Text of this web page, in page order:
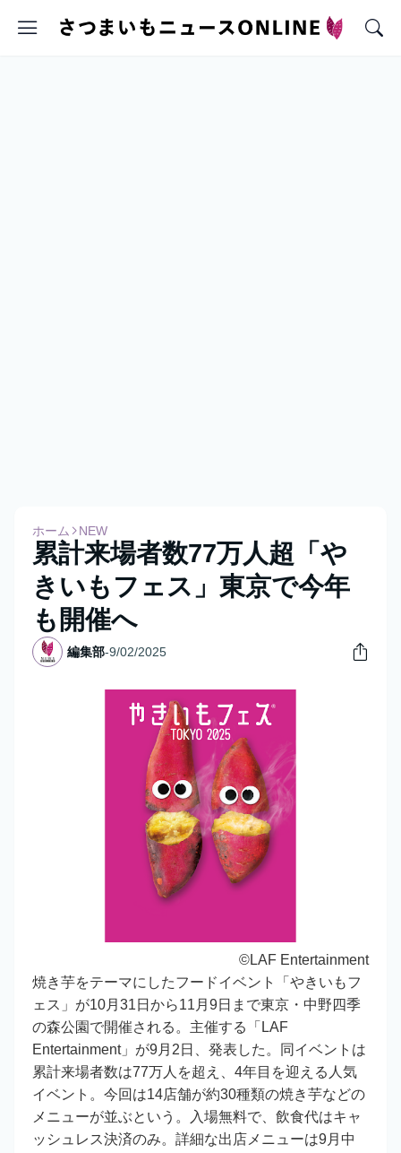
ホーム NEW
累計来場者数77万人超「や
きいもフェス」東京で今年
も開催へ
編集部-9/02/2025
©LAF Entertainment
焼き芋をテーマにしたフードイベント「やきいもフ
ェス」が10月31日から11月9日まで東京・中野四季
の森公園で開催される。主催する「LAF
Entertainment」が9月2日、発表した。同イベントは
累計来場者数は77万人を超え、4年目を迎える人気
イベント。今回は14店舗が約30種類の焼き芋などの
メニューが並ぶという。入場無料で、飲食代はキャ
ッシュレス決済のみ。詳細な出店メニューは9月中